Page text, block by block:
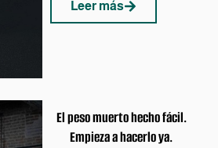
Leer más
El peso muerto hecho fácil.
Empieza a hacerlo ya.